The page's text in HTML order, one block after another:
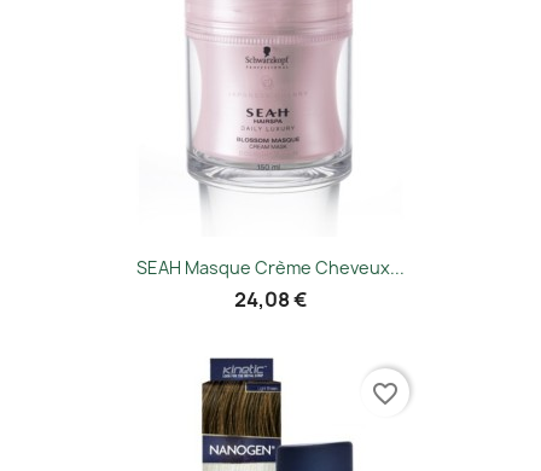
SEAH Masque Crème Cheveux...
24,08 €
favorite_border